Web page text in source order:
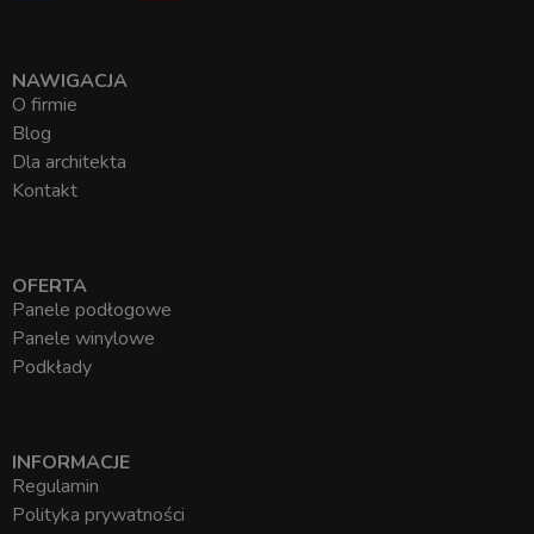
NAWIGACJA
O firmie
Blog
Dla architekta
Kontakt
OFERTA
Panele podłogowe
Panele winylowe
Podkłady
INFORMACJE
Regulamin
Polityka prywatności